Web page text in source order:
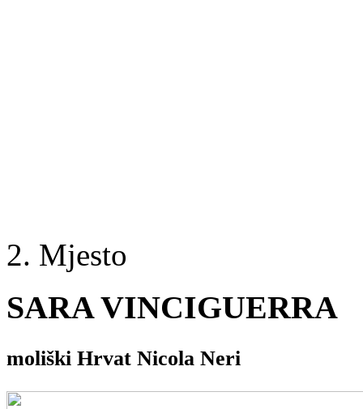
2. Mjesto
SARA VINCIGUERRA
moliški Hrvat Nicola Neri